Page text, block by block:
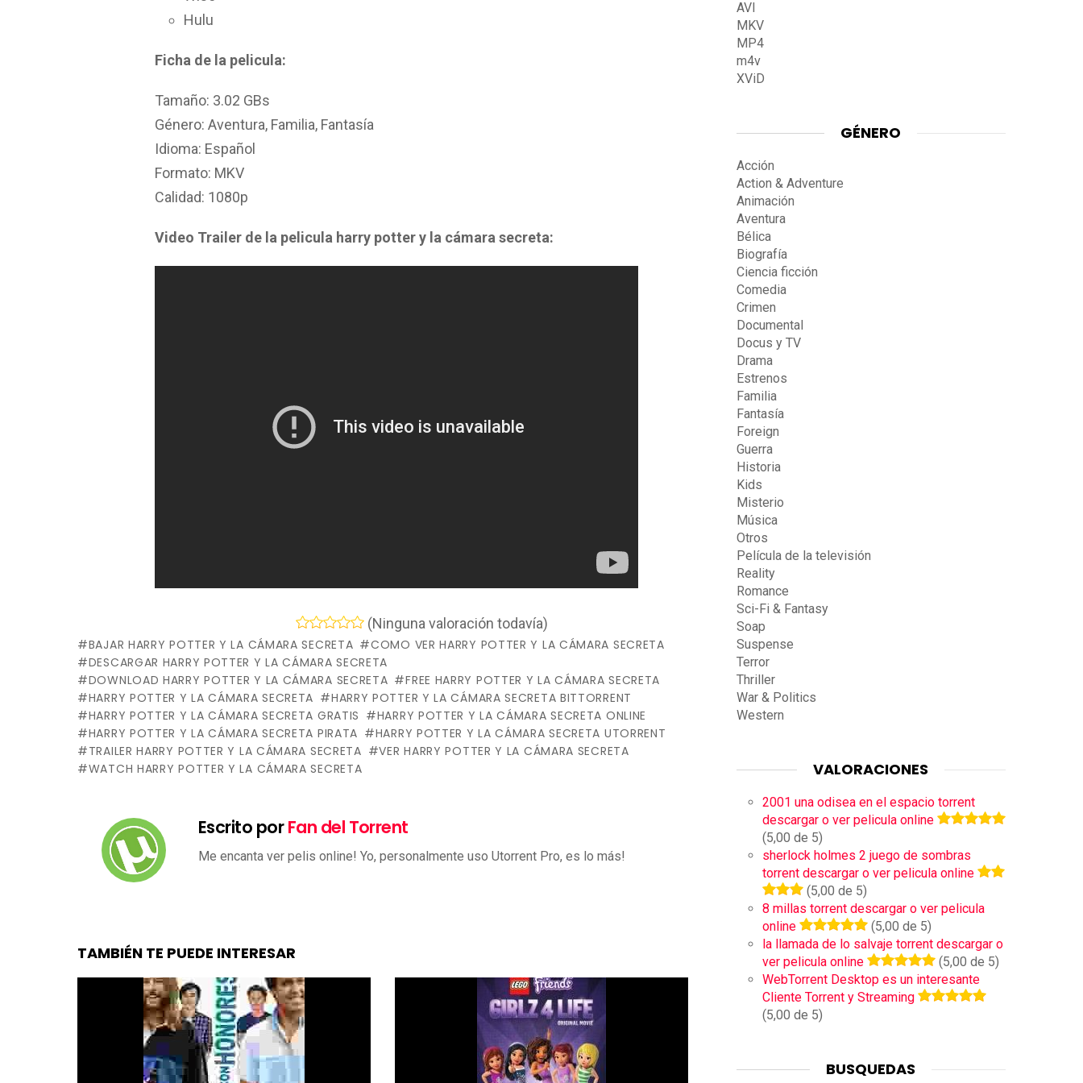
Hulu
Ficha de la pelicula:
Tamaño: 3.02 GBs
Género: Aventura, Familia, Fantasía
Idioma: Español
Formato: MKV
Calidad: 1080p
Video Trailer de la pelicula harry potter y la cámara secreta:
(Ninguna valoración todavía)
BAJAR HARRY POTTER Y LA CÁMARA SECRETA
COMO VER HARRY POTTER Y LA CÁMARA SECRETA
DESCARGAR HARRY POTTER Y LA CÁMARA SECRETA
DOWNLOAD HARRY POTTER Y LA CÁMARA SECRETA
FREE HARRY POTTER Y LA CÁMARA SECRETA
HARRY POTTER Y LA CÁMARA SECRETA
HARRY POTTER Y LA CÁMARA SECRETA BITTORRENT
HARRY POTTER Y LA CÁMARA SECRETA GRATIS
HARRY POTTER Y LA CÁMARA SECRETA ONLINE
HARRY POTTER Y LA CÁMARA SECRETA PIRATA
HARRY POTTER Y LA CÁMARA SECRETA UTORRENT
TRAILER HARRY POTTER Y LA CÁMARA SECRETA
VER HARRY POTTER Y LA CÁMARA SECRETA
WATCH HARRY POTTER Y LA CÁMARA SECRETA
Escrito porFan del Torrent
Me encanta ver pelis online! Yo, personalmente uso Utorrent Pro, es lo más!
TAMBIÉN TE PUEDE INTERESAR
AVI
MKV
MP4
m4v
XViD
GÉNERO
Acción
Action & Adventure
Animación
Aventura
Bélica
Biografía
Ciencia ficción
Comedia
Crimen
Documental
Docus y TV
Drama
Estrenos
Familia
Fantasía
Foreign
Guerra
Historia
Kids
Misterio
Música
Otros
Película de la televisión
Reality
Romance
Sci-Fi & Fantasy
Soap
Suspense
Terror
Thriller
War & Politics
Western
VALORACIONES
2001 una odisea en el espacio torrent
descargar o ver pelicula online
(5,00 de 5)
sherlock holmes 2 juego de sombras
torrent descargar o ver pelicula online
(5,00 de 5)
8 millas torrent descargar o ver pelicula
online
(5,00 de 5)
la llamada de lo salvaje torrent descargar o
ver pelicula online
(5,00 de 5)
WebTorrent Desktop es un interesante
Cliente Torrent y Streaming
(5,00 de 5)
BUSQUEDAS